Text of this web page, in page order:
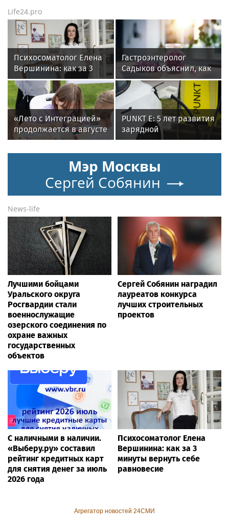
Life24.pro
Психосоматолог Елена
Вершинина: как за 3
минуты вернуть себе
равновесие
Гастроэнтеролог
Садыков объяснил, как
сахар в рационе
ускоряет изнашивание
«Лето с Интеграцией»
продолжается в августе
— заключительный
месяц программы
PUNKT E: 5 лет развития
зарядной
инфраструктуры
Мэр Москвы
Сергей Собянин
News-life
Лучшими бойцами
Уральского округа
Росгвардии стали
военнослужащие
озерского соединения по
охране важных
государственных
объектов
Сергей Собянин наградил
лауреатов конкурса
лучших строительных
проектов
С наличными в наличии.
«Выберу.ру» составил
рейтинг кредитных карт
для снятия денег за июль
2026 года
Психосоматолог Елена
Вершинина: как за 3
минуты вернуть себе
равновесие
Агрегатор новостей 24СМИ